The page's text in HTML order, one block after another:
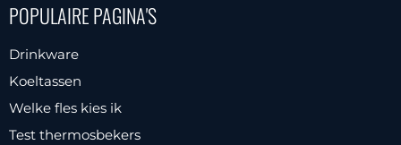
POPULAIRE PAGINA'S
Drinkware
Koeltassen
Welke fles kies ik
Test thermosbekers